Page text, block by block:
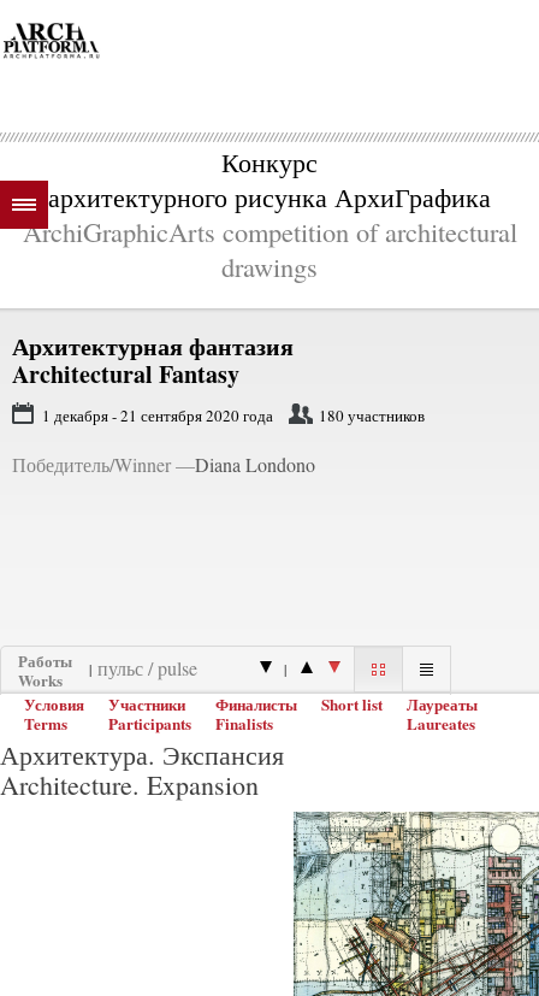
Конкурс
архитектурного рисунка АрхиГрафика
ArchiGraphicArts competition of architectural
drawings
Архитектурная фантазия
Architectural Fantasy
1 декабря - 21 сентября 2020 года 180 участников
Победитель/Winner —Diana Londono
Работы
Works
| |
Условия
Terms
Участники
Participants
Финалисты
Finalists
Short list
Лауреаты
Laureates
Архитектура. Экспансия
Architecture. Expansion